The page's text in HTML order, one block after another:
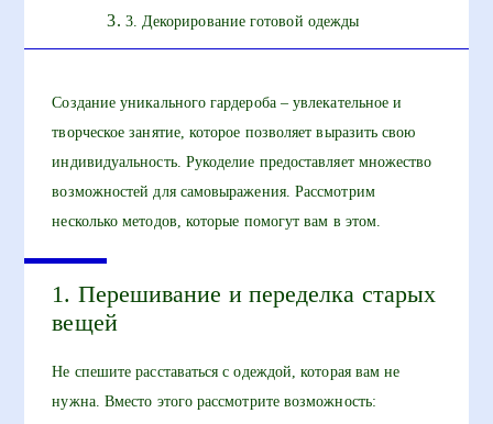
3. Декорирование готовой одежды
Создание уникального гардероба – увлекательное и
творческое занятие, которое позволяет выразить свою
индивидуальность. Рукоделие предоставляет множество
возможностей для самовыражения. Рассмотрим
несколько методов, которые помогут вам в этом.
1. Перешивание и переделка старых
вещей
Не спешите расставаться с одеждой, которая вам не
нужна. Вместо этого рассмотрите возможность: